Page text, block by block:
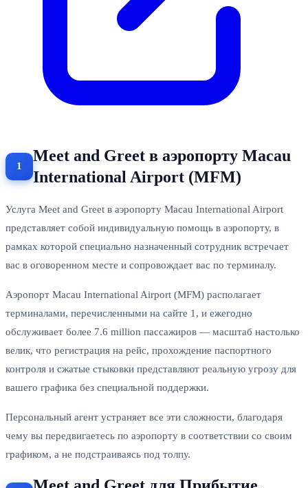
Meet and Greet в аэропорту Macau
International Airport (MFM)
Услуга Meet and Greet в аэропорту Macau International Airport
представляет собой индивидуальную помощь в аэропорту, в
рамках которой специально назначенный сотрудник встречает
вас в оговоренном месте и сопровождает вас по терминалу.
Аэропорт Macau International Airport (MFM) располагает
терминалами, перечисленными на сайте 1, и ежегодно
обслуживает более 7.6 million пассажиров — масштаб настолько
велик, что регистрация на рейс, прохождение паспортного
контроля и сжатые стыковки представляют реальную угрозу для
вашего графика без специальной поддержки.
Персональный агент устраняет все эти сложности, благодаря
чему вы передвигаетесь по аэропорту в соответствии со своим
графиком, а не подстраиваясь под толпу.